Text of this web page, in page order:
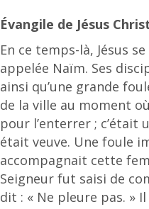
Évangile de Jésus
En ce temps-là, Jésus
appelée Naïm. Ses
ainsi qu’une grande
de la ville au moment
pour l’enterrer ; c’était
était veuve. Une foule
accompagnait cette
Seigneur fut saisi de
dit : « Ne pleure pas. »